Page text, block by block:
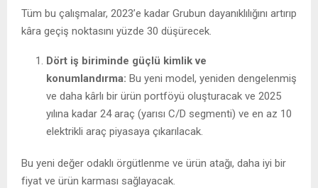
Tüm bu çalışmalar, 2023’e kadar Grubun dayanıklılığını artırıp
kâra geçiş noktasını yüzde 30 düşürecek.
Dört iş biriminde güçlü kimlik ve
konumlandırma: Bu yeni model, yeniden dengelenmiş
ve daha kârlı bir ürün portföyü oluşturacak ve 2025
yılına kadar 24 araç (yarısı C/D segmenti) ve en az 10
elektrikli araç piyasaya çıkarılacak.
Bu yeni değer odaklı örgütlenme ve ürün atağı, daha iyi bir
fiyat ve ürün karması sağlayacak.